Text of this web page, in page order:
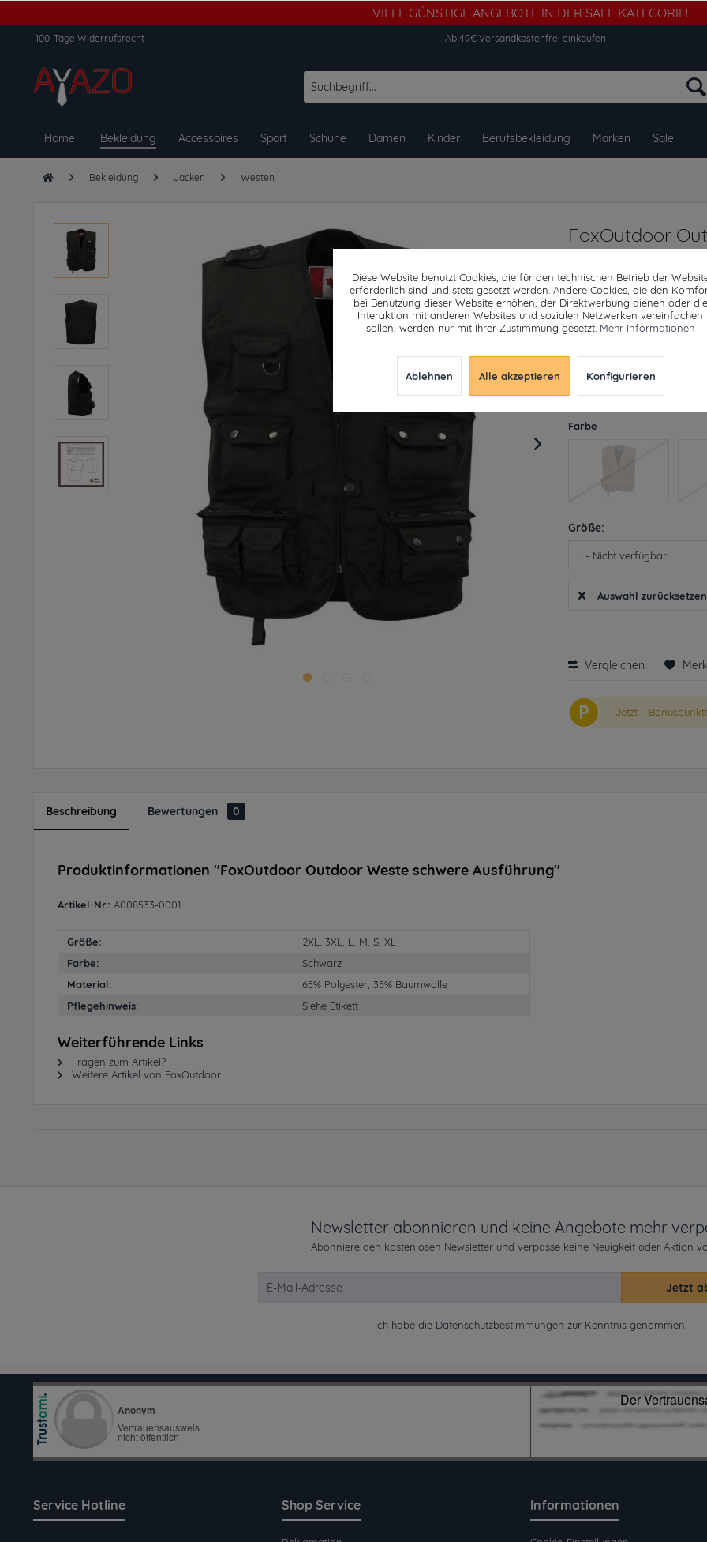
VIELE GÜNSTIGE ANGEBOTE IN DER SALE KATEGORIE!
100-Tage Widerrufsrecht Ab 49€ Versandkostenfrei einkaufen
Home Bekleidung Accessoires Sport Schuhe Damen Kinder Berufsbekleidung Marken Sale
Bekleidung Jacken Westen
FoxOutdoor
Dieser Artikel
13,79 € *
inkl. MwSt.ab 49€
Derzeit leider nicht
Farbe
Größe:
Auswahl zurücksetzen
Vergleichen
P Jetzt
Beschreibung Bewertungen 0
Produktinformationen "FoxOutdoor Outdoor Weste schwere Ausführung"
Artikel-Nr.: A008533-0001
Größe:
2XL, 3XL, L, M, S, XL
Farbe:
Schwarz
Material:
65% Polyester, 35% Baumwolle
Pflegehinweis:
Siehe Etikett
Weiterführende Links
Fragen zum Artikel?
Weitere Artikel von FoxOutdoor
Newsletter abonnieren und keine Angebote mehr
Abonniere den kostenlosen Newsletter und verpasse keine Neuigkeit oder Aktion
Jetzt
Ich habe die Datenschutzbestimmungen zur Kenntnis genommen.
Service Hotline Shop Service Informationen
Diese Website benutzt Cookies, die für den technischen Betrieb der
erforderlich sind und stets gesetzt werden. Andere Cookies, die den
bei Benutzung dieser Website erhöhen, der Direktwerbung dienen oder die
Interaktion mit anderen Websites und sozialen Netzwerken vereinfachen
sollen, werden nur mit Ihrer Zustimmung gesetzt. Mehr Informationen
Ablehnen Alle akzeptieren Konfigurieren